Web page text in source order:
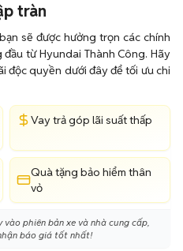
tràn
sẽ được hưởng trọn các chính
từ Hyundai Thành Công. Hãy
độc quyền dưới đây để tối ưu chi
Vay trả góp lãi suất thấp
Quà tặng bảo hiểm thân
vỏ
phiên bản xe và nhà cung cấp,
báo giá tốt nhất!